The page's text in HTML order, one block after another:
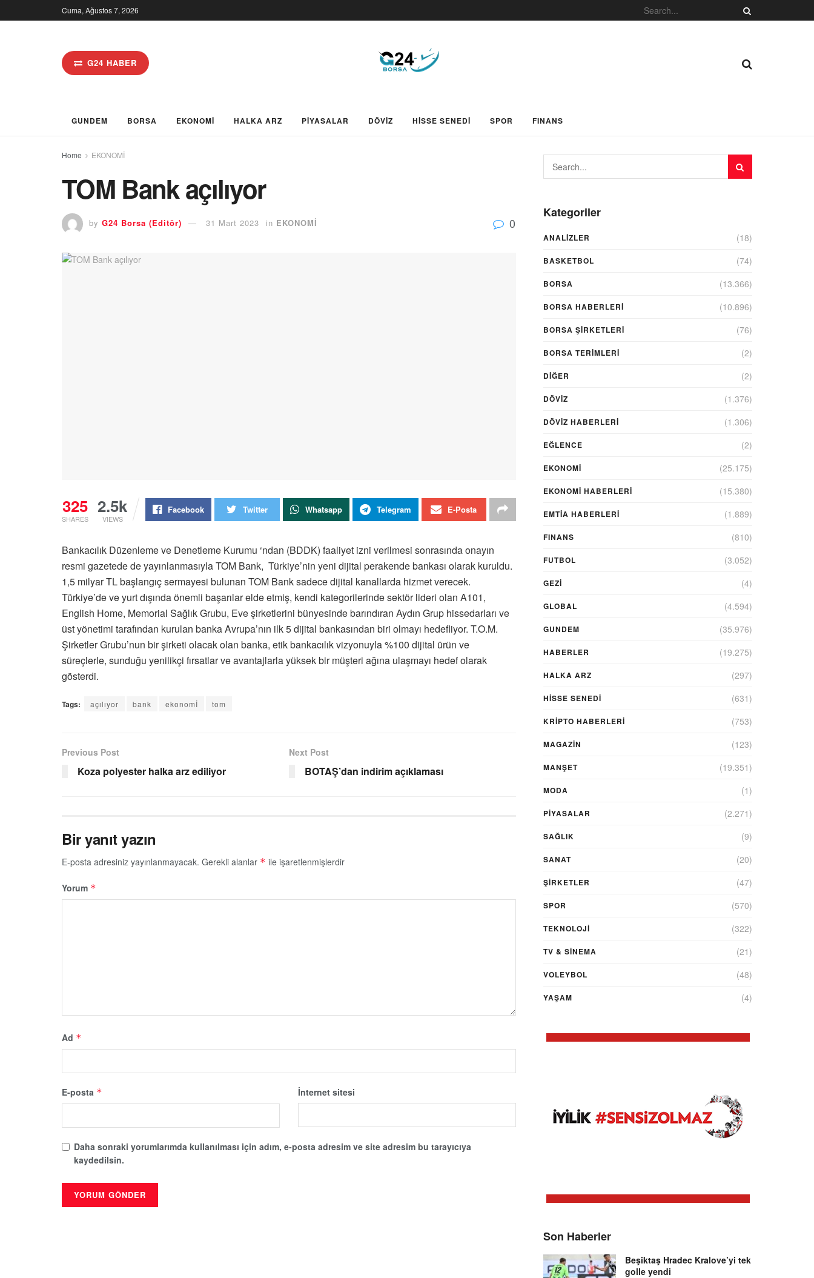
Cuma, Ağustos 7, 2026
G24 HABER
GUNDEM BORSA EKONOMİ HALKA ARZ PİYASALAR DÖVİZ HİSSE SENEDİ SPOR FINANS
Home EKONOMİ
TOM Bank açılıyor
by G24 Borsa (Editör) 31 Mart 2023 in EKONOMİ 0
325
SHARES
2.5k
VIEWS
Facebook Twitter Whatsapp Telegram E-Posta
Bankacılık Düzenleme ve Denetleme Kurumu ‘ndan (BDDK) faaliyet izni verilmesi sonrasında onayın
resmi gazetede de yayınlanmasıyla TOM Bank, Türkiye’nin yeni dijital perakende bankası olarak kuruldu.
1,5 milyar TL başlangıç sermayesi bulunan TOM Bank sadece dijital kanallarda hizmet verecek.
Türkiye’de ve yurt dışında önemli başarılar elde etmiş, kendi kategorilerinde sektör lideri olan A101,
English Home, Memorial Sağlık Grubu, Eve şirketlerini bünyesinde barındıran Aydın Grup hissedarları ve
üst yönetimi tarafından kurulan banka Avrupa’nın ilk 5 dijital bankasından biri olmayı hedefliyor. T.O.M.
Şirketler Grubu’nun bir şirketi olacak olan banka, etik bankacılık vizyonuyla %100 dijital ürün ve
süreçlerle, sunduğu yenilikçi fırsatlar ve avantajlarla yüksek bir müşteri ağına ulaşmayı hedef olarak
gösterdi.
Tags: açılıyor bank ekonomİ tom
Previous Post
Koza polyester halka arz ediliyor
Next Post
BOTAŞ’dan indirim açıklaması
Bir yanıt yazın
E-posta adresiniz yayınlanmayacak. Gerekli alanlar * ile işaretlenmişlerdir
Yorum *
Ad *
E-posta * İnternet sitesi
Daha sonraki yorumlarımda kullanılması için adım, e-posta adresim ve site adresim bu tarayıcıya
kaydedilsin.
Kategoriler
ANALIZLER (18)
BASKETBOL (74)
BORSA (13.366)
BORSA HABERLERI (10.896)
BORSA ŞIRKETLERI (76)
BORSA TERIMLERI (2)
DIĞER (2)
DÖVİZ (1.376)
DÖVIZ HABERLERI (1.306)
EĞLENCE (2)
EKONOMİ (25.175)
EKONOMI HABERLERI (15.380)
EMTIA HABERLERI (1.889)
FINANS (810)
FUTBOL (3.052)
GEZI (4)
GLOBAL (4.594)
GUNDEM (35.976)
HABERLER (19.275)
HALKA ARZ (297)
HİSSE SENEDİ (631)
KRIPTO HABERLERI (753)
MAGAZİN (123)
MANŞET (19.351)
MODA (1)
PİYASALAR (2.271)
SAĞLIK (9)
SANAT (20)
ŞIRKETLER (47)
SPOR (570)
TEKNOLOJİ (322)
TV & SINEMA (21)
VOLEYBOL (48)
YAŞAM (4)
Son Haberler
Beşiktaş Hradec Kralove’yi tek
golle yendi